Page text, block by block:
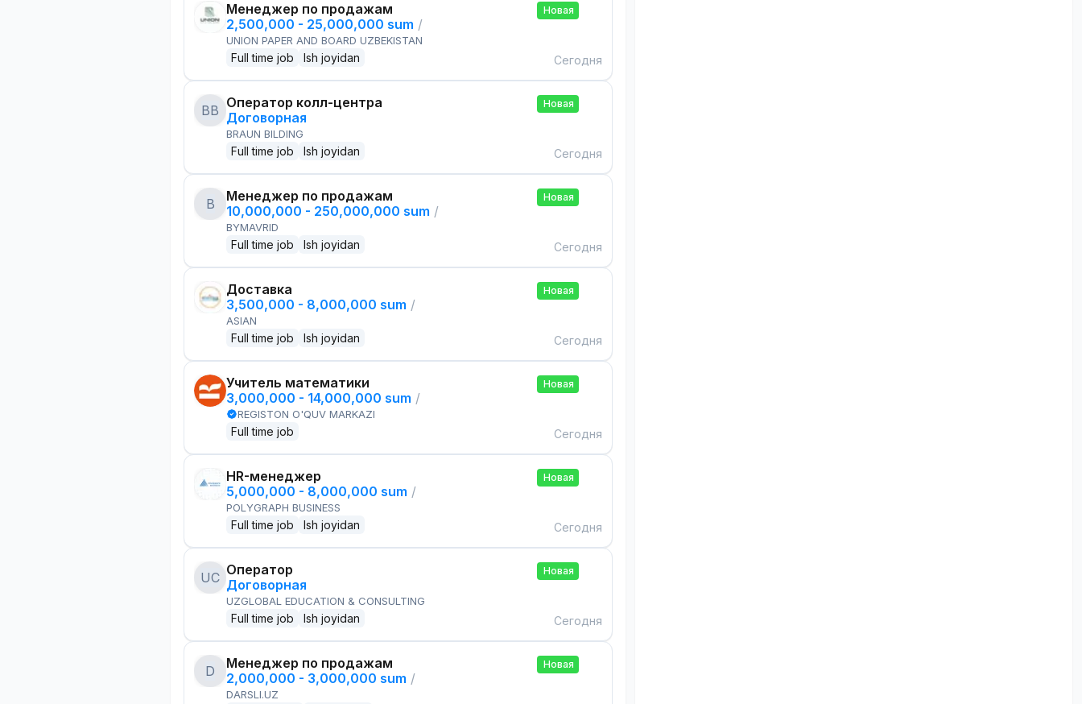
Менеджер по продажам
2,500,000 - 25,000,000 sum /
UNION PAPER AND BOARD UZBEKISTAN
Full time job Ish joyidan
Новая
Сегодня
BB Оператор колл-центра
Договорная
BRAUN BILDING
Full time job Ish joyidan
Новая
Сегодня
B
Менеджер по продажам
10,000,000 - 250,000,000 sum /
BYMAVRID
Full time job Ish joyidan
Новая
Сегодня
Доставка
3,500,000 - 8,000,000 sum /
ASIAN
Full time job Ish joyidan
Новая
Сегодня
Учитель математики
3,000,000 - 14,000,000 sum /
REGISTON O'QUV MARKAZI
Full time job
Новая
Сегодня
HR-менеджер
5,000,000 - 8,000,000 sum /
POLYGRAPH BUSINESS
Full time job Ish joyidan
Новая
Сегодня
UC Оператор
Договорная
UZGLOBAL EDUCATION & CONSULTING
Full time job Ish joyidan
Новая
Сегодня
D
Менеджер по продажам
2,000,000 - 3,000,000 sum /
DARSLI.UZ
Новая